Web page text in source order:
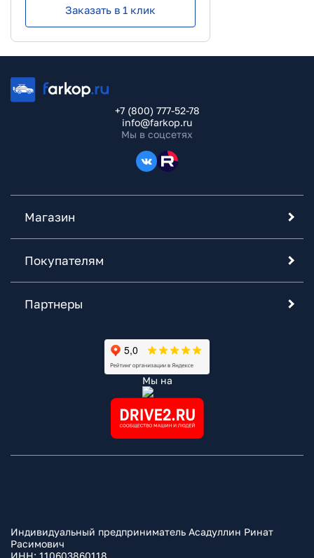
Заказать в 1 клик
+7 (800) 777-52-78
info@farkop.ru
Мы в соцсетях
Магазин
Покупателям
Партнеры
Мы на
Индивидуальный предприниматель Асадуллин Ринат
Расимович
ИНН: 110603860118